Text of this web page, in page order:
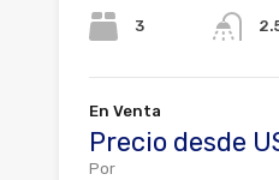
3
En Venta
Precio desde
Por